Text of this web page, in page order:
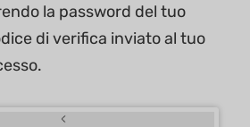
la password del tuo
di verifica inviato al tuo